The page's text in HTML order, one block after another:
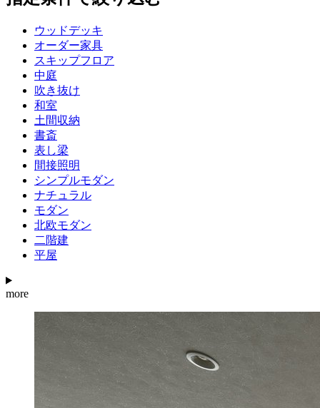
ウッドデッキ
オーダー家具
スキップフロア
中庭
吹き抜け
和室
土間収納
書斎
表し梁
間接照明
シンプルモダン
ナチュラル
モダン
北欧モダン
二階建
平屋
more